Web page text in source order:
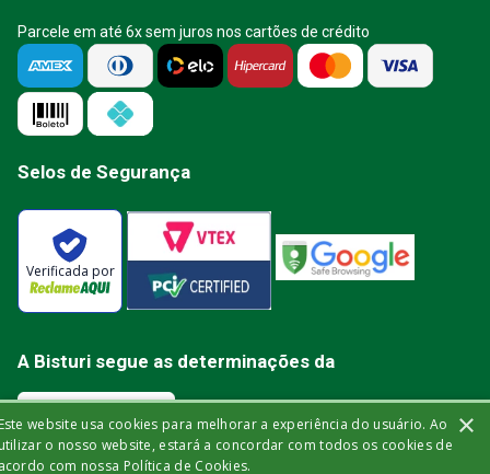
Parcele em até 6x sem juros nos cartões de crédito
Selos de Segurança
Verificada por
A Bisturi segue as determinações da
×
website usa cookies para melhorar a experiência do usuário. Ao
o nosso website, estará a concordar com todos os cookies de
com nossa Política de Cookies.